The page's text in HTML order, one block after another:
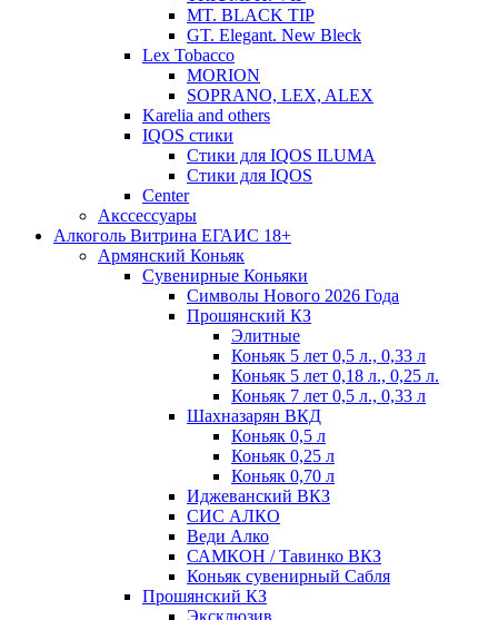
MT. BLACK TIP
GT. Elegant. New Bleck
Lex Tobacco
MORION
SOPRANO, LEX, ALEX
Karelia and others
IQOS стики
Стики для IQOS ILUMA
Стики для IQOS
Сenter
Акссессуары
Алкоголь Витрина ЕГАИС 18+
Армянский Коньяк
Сувенирные Коньяки
Символы Нового 2026 Года
Прошянский КЗ
Элитные
Коньяк 5 лет 0,5 л., 0,33 л
Коньяк 5 лет 0,18 л., 0,25 л.
Коньяк 7 лет 0,5 л., 0,33 л
Шахназарян ВКД
Коньяк 0,5 л
Коньяк 0,25 л
Коньяк 0,70 л
Иджеванский ВКЗ
СИС АЛКО
Веди Алко
САМКОН / Тавинко ВКЗ
Коньяк сувенирный Сабля
Прошянский КЗ
Эксклюзив